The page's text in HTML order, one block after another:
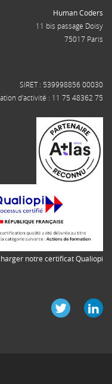
Human Coders
11 bis passage Doisy
75017 Paris
SIRET : 539998856 00030
d'activité : 11 75 48362 75
notre certificat Qualiopi